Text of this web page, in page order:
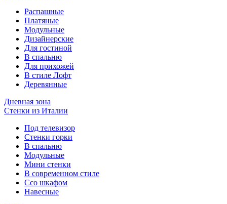
Распашные
Платяные
Модульные
Дизайнерские
Для гостиной
В спальню
Для прихожей
В стиле Лофт
Деревянные
Дневная зона
Стенки из Италии
Под телевизор
Стенки горки
В спальню
Модульные
Мини стенки
В современном стиле
Ссо шкафом
Навесные